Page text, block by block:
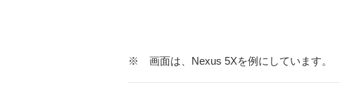
※ 画面は、Nexus 5Xを例にしています。